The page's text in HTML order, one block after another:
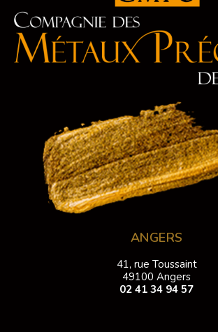
ANGERS
41, rue Toussaint
49100 Angers
02 41 34 94 57